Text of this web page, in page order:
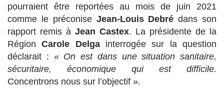
pourraient être reportées au mois de juin 2021
comme le préconise Jean-Louis Debré dans son
rapport remis à Jean Castex. La présidente de la
RégionCarole Delgainterrogée sur la question
déclarait : « On est dans une situation sanitaire,
sécuritaire, économique qui est difficile.
Concentrons nous sur l’objectif ».